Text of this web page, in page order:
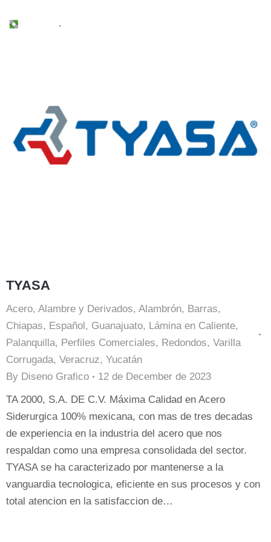
TYASA
Acero, Alambre y Derivados, Alambrón, Barras,
Chiapas, Español, Guanajuato, Lámina en Caliente,
Palanquilla, Perfiles Comerciales, Redondos, Varilla
Corrugada, Veracruz, Yucatán
By Diseno Grafico
12 de December de 2023
TA 2000, S.A. DE C.V. Máxima Calidad en Acero
Siderurgica 100% mexicana, con mas de tres decadas
de experiencia en la industria del acero que nos
respaldan como una empresa consolidada del sector.
TYASA se ha caracterizado por mantenerse a la
vanguardia tecnologica, eficiente en sus procesos y con
total atencion en la satisfaccion de…